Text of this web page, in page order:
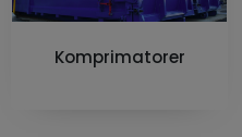
Komprimatorer